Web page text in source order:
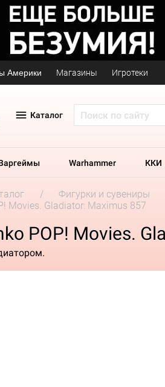
Америки Магазины Игротеки
Каталог
Warhammer ККИ
Фигурки и сувениры
Movies. Gladiator: Maximus 857
POP! Movies.